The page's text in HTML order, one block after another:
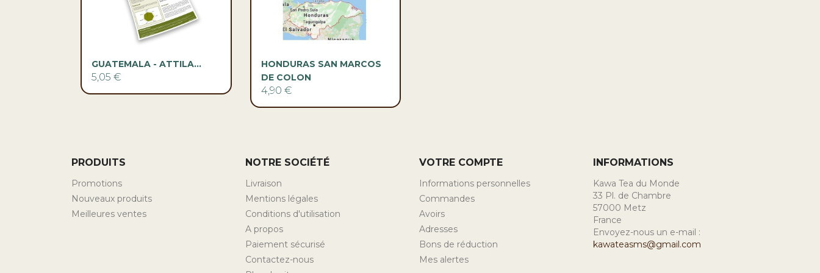
Aperçu rapide
GUATEMALA - ATTILA...
5,05 €
Aperçu rapide
HONDURAS SAN MARCOS
DE COLON
4,90 €
PRODUITS
Promotions
Nouveaux produits
Meilleures ventes
NOTRE SOCIÉTÉ
Livraison
Mentions légales
Conditions d'utilisation
A propos
Paiement sécurisé
Contactez-nous
VOTRE COMPTE
Informations personnelles
Commandes
Avoirs
Adresses
Bons de réduction
Mes alertes
INFORMATIONS
Kawa Tea du Monde
33 Pl. de Chambre
57000 Metz
France
Envoyez-nous un e-mail :
kawateasms@gmail.com